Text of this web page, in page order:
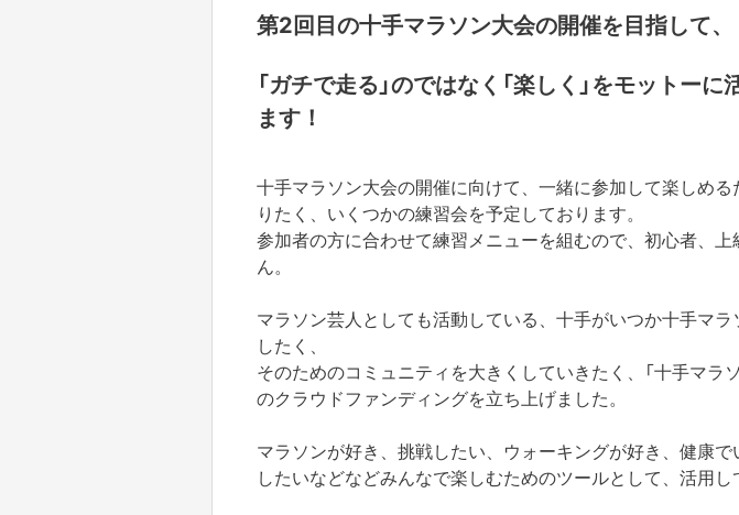
第2回目の十手マラソン大会の開催を目指して、
「ガチで走る」のではなく「楽しく」をモットーに
ます！
十手マラソン大会の開催に向けて、一緒に参加して楽しめ
りたく、いくつかの練習会を予定しております。
参加者の方に合わせて練習メニューを組むので、初心者、
ん。
マラソン芸人としても活動している、十手がいつか十手マ
したく、
そのためのコミュニティを大きくしていきたく、「十手マラ
のクラウドファンディングを立ち上げました。
マラソンが好き、挑戦したい、ウォーキングが好き、健康
したいなどなどみんなで楽しむためのツールとして、活用し